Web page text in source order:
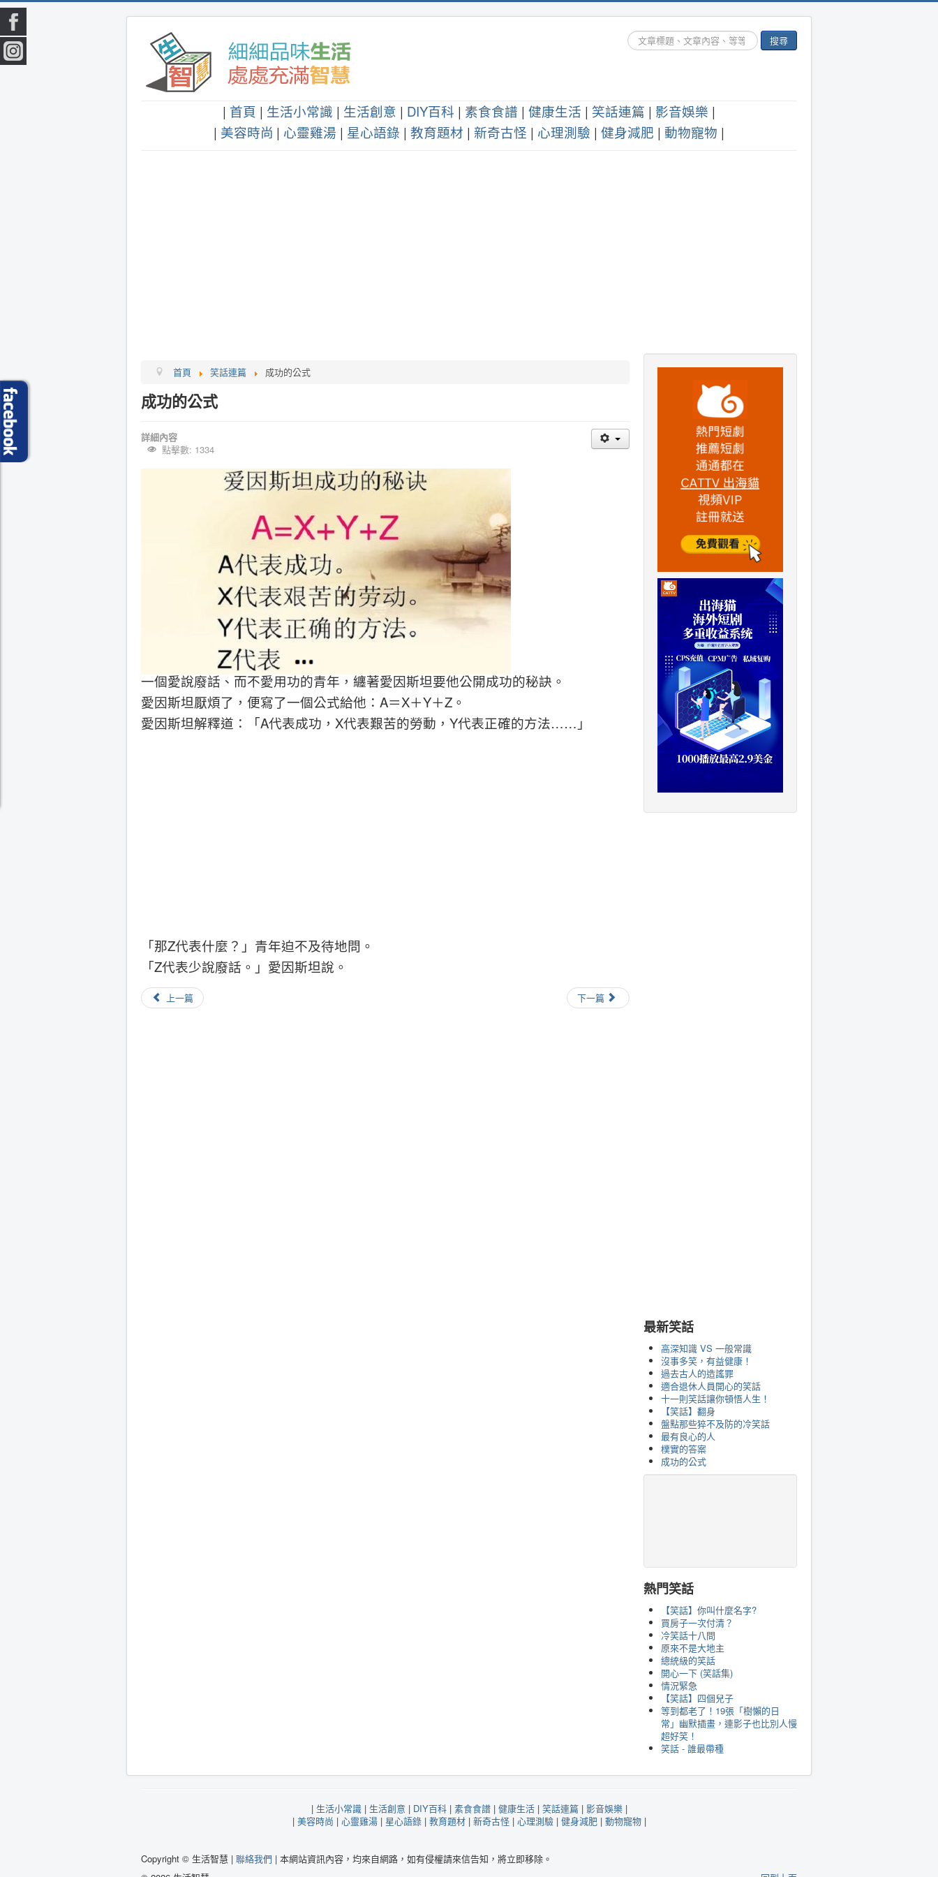
搜
尋...
搜尋
| 首頁 | 生活小常識 | 生活創意 | DIY百科 | 素食食譜 | 健康生活 | 笑話連篇 | 影音娛樂 |
| 美容時尚 | 心靈雞湯 | 星心語錄 | 教育題材 | 新奇古怪 | 心理測驗 | 健身減肥 | 動物寵物 |
首頁 笑話連篇 成功的公式
成功的公式
詳細內容
點擊數: 1334
一個愛說廢話、而不愛用功的青年，纏著愛因斯坦要他公開成功的秘訣。
愛因斯坦厭煩了，便寫了一個公式給他：A＝X＋Y＋Z。
愛因斯坦解釋道：「A代表成功，X代表艱苦的勞動，Y代表正確的方法……」
「那Z代表什麼？」青年迫不及待地問。
「Z代表少說廢話。」愛因斯坦說。
上一篇 下一篇
最新笑話
高深知識 VS 一般常識
沒事多笑，有益健康！
過去古人的造謠罪
適合退休人員開心的笑話
十一則笑話讓你頓悟人生！
【笑話】翻身
盤點那些猝不及防的冷笑話
最有良心的人
樸實的答案
成功的公式
熱門笑話
【笑話】你叫什麼名字?
買房子一次付清？
冷笑話十八問
原來不是大地主
總統級的笑話
開心一下 (笑話集)
情況緊急
【笑話】四個兒子
等到都老了！19張「樹懶的日
常」幽默插畫，連影子也比別人慢
超好笑！
笑話 - 誰最帶種
| 生活小常識| 生活創意 | DIY百科| 素食食譜| 健康生活| 笑話連篇| 影音娛樂|
| 美容時尚 | 心靈雞湯| 星心語錄| 教育題材| 新奇古怪| 心理測驗| 健身減肥| 動物寵物|
Copyright © 生活智慧 | 聯絡我們 | 本網站資訊內容，均來自網路，如有侵權請來信告知，將立即移除。